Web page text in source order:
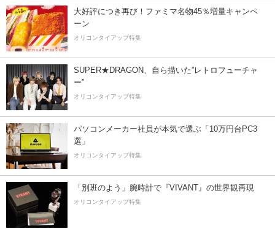
大好評につき再び！ファミマ名物45％増量キャンペ
ーン
オリコンタイアップ特集
SUPER★DRAGON、自ら描いた”レトロフューチャ
ー”
オリコンタイアップ特集
パソコンメーカー社員が本気で選ぶ「10万円台PC3
選」
オリコンタイアップ特集
「別班のよう」腕時計で『VIVANT』の世界観再現
オリコンタイアップ特集